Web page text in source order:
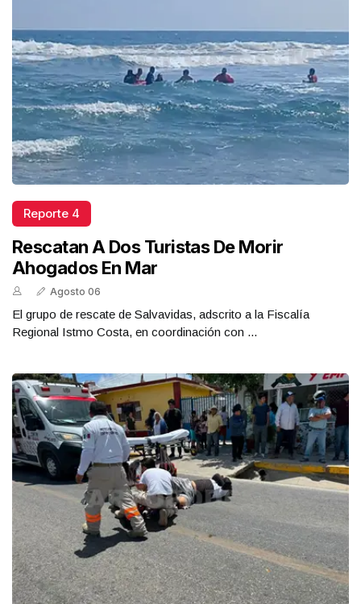
Reporte 4
Rescatan A Dos Turistas De Morir
Ahogados En Mar
Agosto 06
El grupo de rescate de Salvavidas, adscrito a la Fiscalía
Regional Istmo Costa, en coordinación con ...